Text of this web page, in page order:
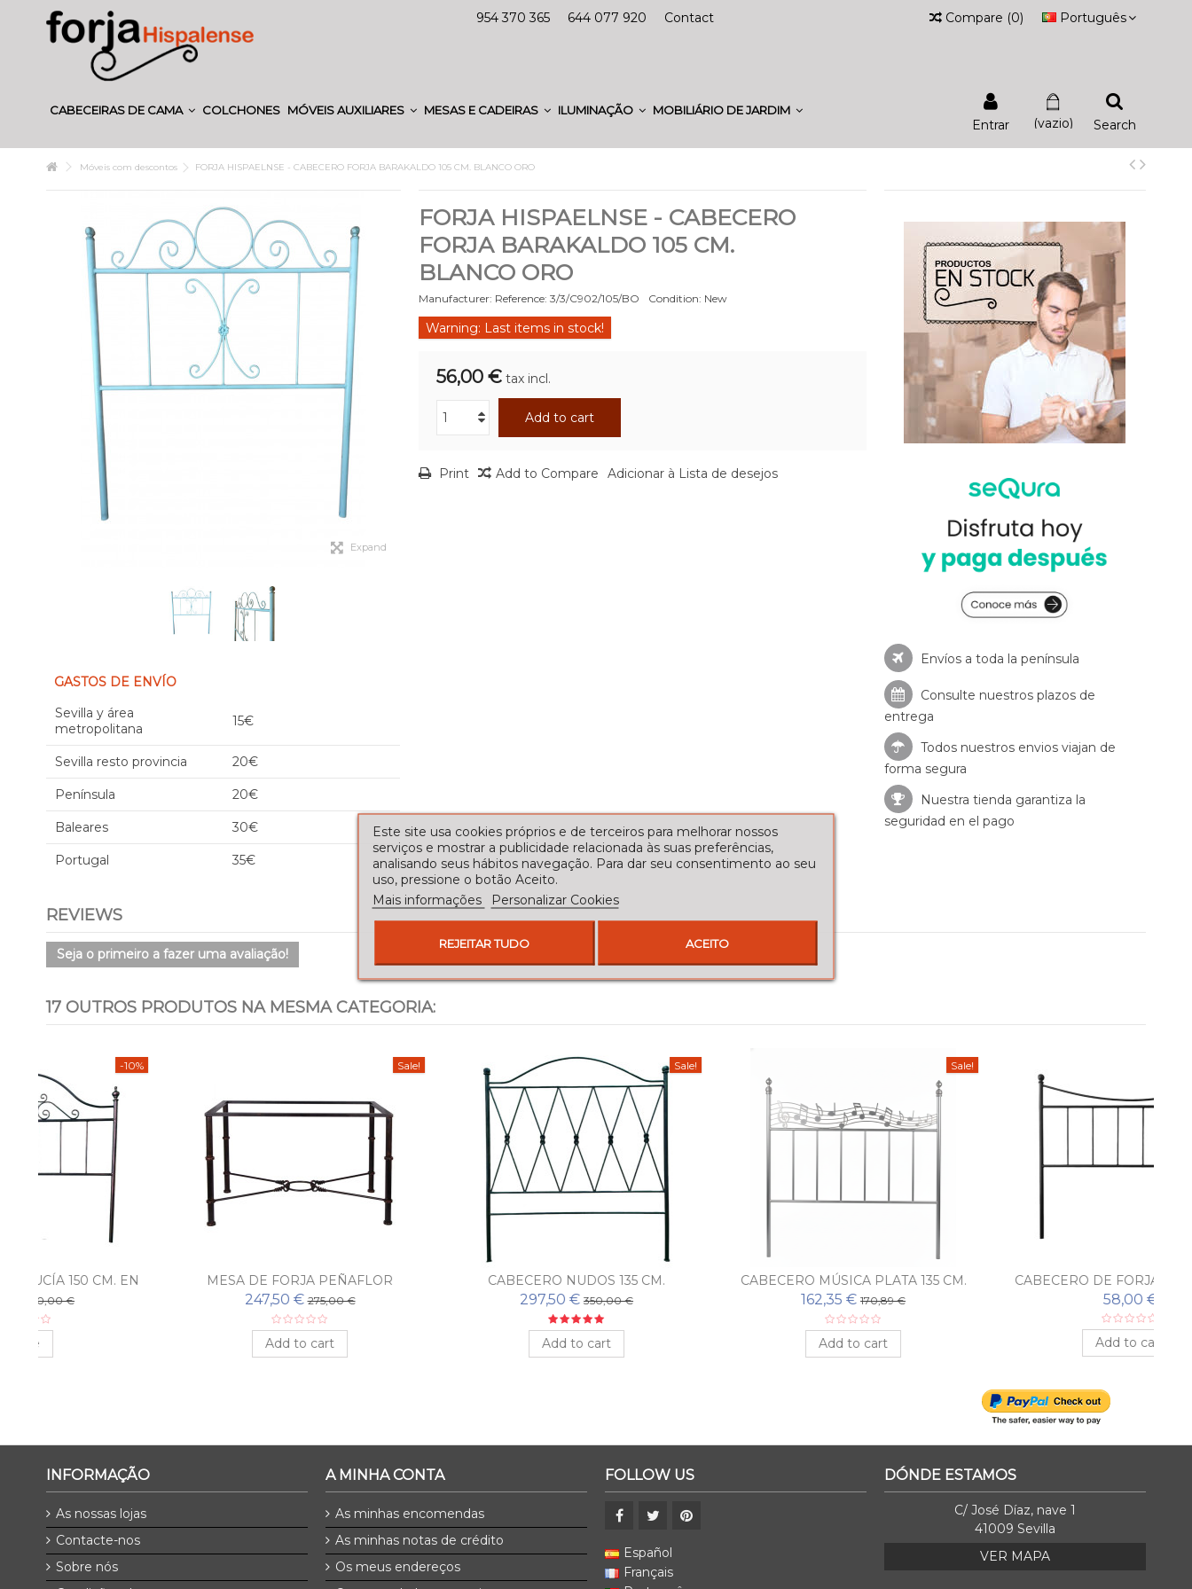
954 370 365 644 077 920 Contact Português
Compare (0)
CABECEIRAS DE CAMA COLCHONES MÓVEIS AUXILIARES MESAS E CADEIRAS ILUMINAÇÃO MOBILIÁRIO DE JARDIM
Search
(vazio)
Entrar
Móveis com descontos FORJA HISPAELNSE - CABECERO FORJA BARAKALDO 105 CM. BLANCO ORO
Expand
GASTOS DE ENVÍO
Sevilla y área
metropolitana
15€
Sevilla resto provincia 20€
Península 20€
Baleares 30€
Portugal 35€
FORJA HISPAELNSE - CABECERO
FORJA BARAKALDO 105 CM.
BLANCO ORO
Manufacturer: Reference: 3/3/C902/105/BO Condition: New
Warning: Last items in stock!
56,00 € tax incl.
Add to cart
Print Add to Compare Adicionar à Lista de desejos
Envíos a toda la península
Consulte nuestros plazos de
entrega
Todos nuestros envios viajan de
forma segura
Nuestra tienda garantiza la
seguridad en el pago
REVIEWS
Seja o primeiro a fazer uma avaliação!
17 OUTROS PRODUTOS NA MESMA CATEGORIA:
MESA DE FORJA PEÑAFLOR
Sale!
CABECERO NUDOS 135 CM. CABECERO MÚSICA PLATA 135 CM. CABECERO DE FORJA ANTEQUERA
INFORMAÇÃO
As nossas lojas
Contacte-nos
Sobre nós
A MINHA CONTA
As minhas encomendas
As minhas notas de crédito
Os meus endereços
FOLLOW US
Español
Français
DÓNDE ESTAMOS
C/ José Díaz, nave 1
41009 Sevilla
VER MAPA
Este site usa cookies próprios e de terceiros para melhorar nossos
serviços e mostrar a publicidade relacionada às suas preferências,
analisando seus hábitos navegação. Para dar seu consentimento ao seu
uso, pressione o botão Aceito.
Mais informações
Personalizar Cookies
REJEITAR TUDO ACEITO